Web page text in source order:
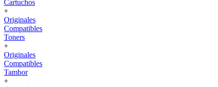
Cartuchos
+
Originales
Compatibles
Toners
+
Originales
Compatibles
Tambor
+